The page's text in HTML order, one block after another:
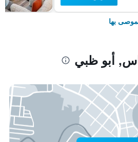
بها
أبو ظبي